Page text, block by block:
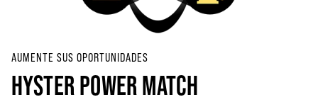
AUMENTE SUS OPORTUNIDADES
HYSTER POWER MATCH